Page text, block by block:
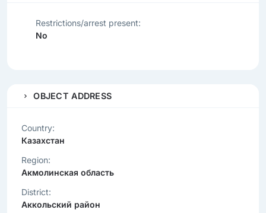
Restrictions/arrest present:
No
OBJECT ADDRESS
Country:
Казахстан
Region:
Акмолинская область
District:
Аккольский район